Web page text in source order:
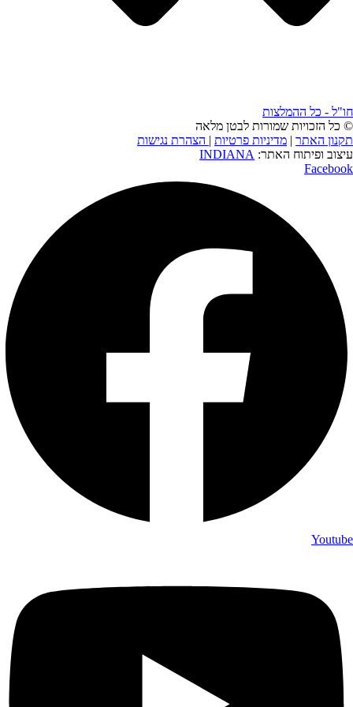
חו"ל - כל ההמלצות
© כל הזכויות שמורות לבטן מלאה
תקנון האתר | מדיניות פרטיות | הצהרת נגישות
עיצוב ופיתוח האתר: INDIANA
Facebook
Youtube